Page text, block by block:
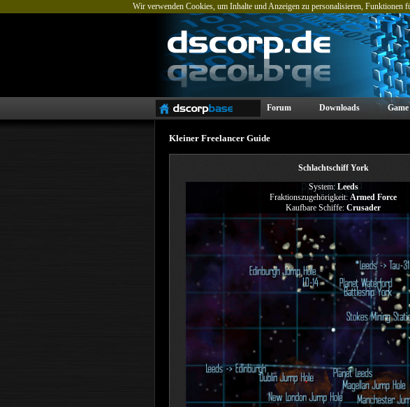
Wir verwenden Cookies, um Inhalte und Anzeigen zu personalisieren, Funktionen
Forum Downloads
Kleiner Freelancer Guide
Schlachtschiff York
System: Leeds
Fraktionszugehörigkeit: Armed Force
Kaufbare Schiffe: Crusader